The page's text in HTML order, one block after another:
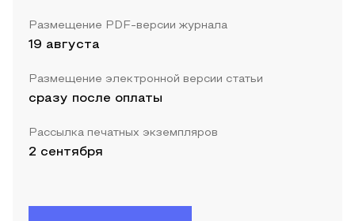
Размещение PDF-версии журнала
19 августа
Размещение электронной версии статьи
сразу после оплаты
Рассылка печатных экземпляров
2 сентября